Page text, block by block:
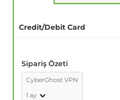
Credit/Debit Card
Sipariş Özeti
CyberGhost VPN
1 ay